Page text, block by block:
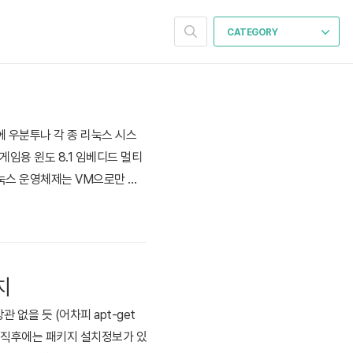
CATEGORY
분투나 각 종 리눅스 시스
임용 윈도 8.1 임베디드 멀티
운영체제는 VM으로만 돌
한 점도 있습니다. 심지어
관 없을 듯 (어차피 apt-get
후에는 패키지 설치정보가 있